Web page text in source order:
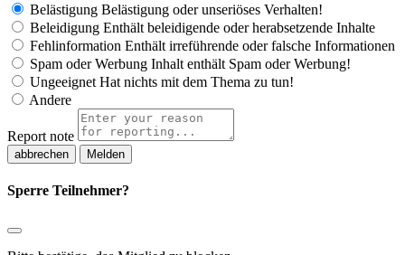
Belästigung Belästigung oder unseriöses Verhalten!
Beleidigung Enthält beleidigende oder herabsetzende Inhalte
Fehlinformation Enthält irreführende oder falsche Informationen
Spam oder Werbung Inhalt enthält Spam oder Werbung!
Ungeeignet Hat nichts mit dem Thema zu tun!
Andere
Report note
Melden
Sperre Teilnehmer?